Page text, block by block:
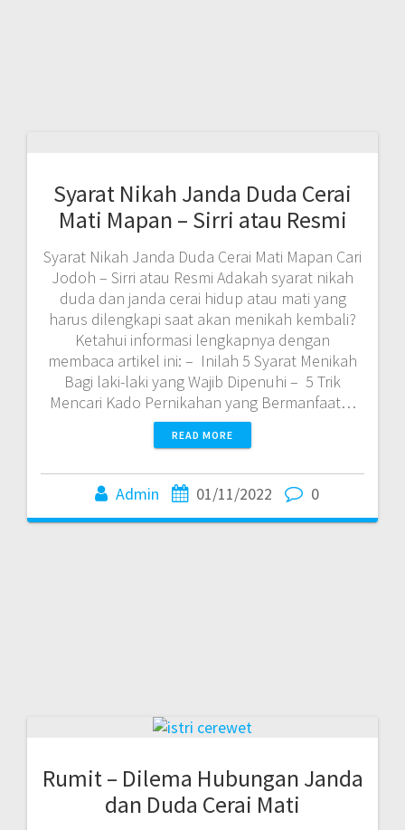
Syarat Nikah Janda Duda Cerai
Mati Mapan – Sirri atau Resmi
Syarat Nikah Janda Duda Cerai Mati Mapan Cari
Jodoh – Sirri atau Resmi Adakah syarat nikah
duda dan janda cerai hidup atau mati yang
harus dilengkapi saat akan menikah kembali?
Ketahui informasi lengkapnya dengan
membaca artikel ini: – Inilah 5 Syarat Menikah
Bagi laki-laki yang Wajib Dipenuhi – 5 Trik
Mencari Kado Pernikahan yang Bermanfaat…
READ MORE
Admin 01/11/2022 0
Rumit – Dilema Hubungan Janda
dan Duda Cerai Mati